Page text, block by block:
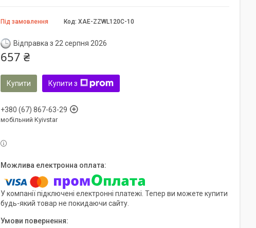
Під замовлення Код: XAE-ZZWL120C-10
Відправка з 22 серпня 2026
657 ₴
Купити Купити з
+380 (67) 867-63-29
мобільний Kyivstar
У компанії підключені електронні платежі. Тепер ви можете купити
будь-який товар не покидаючи сайту.